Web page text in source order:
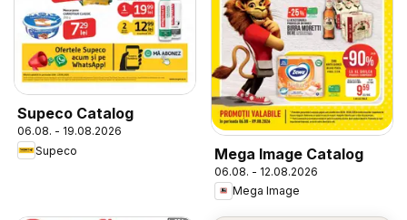
Supeco Catalog
06.08. - 19.08.2026
Supeco
Mega Image Catalog
06.08. - 12.08.2026
Mega Image